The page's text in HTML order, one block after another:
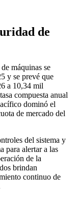
de
máquinas se
y se prevé que
a 10,34 mil
compuesta anual
dominó el
de mercado del
del sistema y
para alertar a las
de la
brindan
continuo de